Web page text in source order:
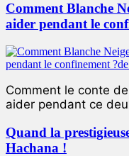
Comment Blanche
aider pendant le
Comment le conte
aider pendant ce
Quand la
Hachana !